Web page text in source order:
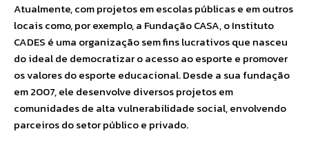
Atualmente, com projetos em escolas públicas e em outros
locais como, por exemplo, a Fundação CASA, o Instituto
CADES é uma organização sem fins lucrativos que nasceu
do ideal de democratizar o acesso ao esporte e promover
os valores do esporte educacional. Desde a sua fundação
em 2007, ele desenvolve diversos projetos em
comunidades de alta vulnerabilidade social, envolvendo
parceiros do setor público e privado.